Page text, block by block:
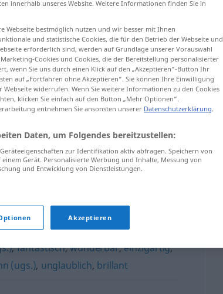
fabelhaft
atemberaubend
,überwältigend,sagenhaft
,fantastisch,wunderbar,einzigartig,
(ugs.), unglaublich, brillant
innerhalb unseres Website. Weitere Informationen finden Sie in
Webseite bestmöglich nutzen und wir besser mit Ihnen
und statistische Cookies, die für den Betrieb der Webseite und
erforderlich sind, werden auf Grundlage unserer Vorauswahl
Cookies und Cookies, die der Bereitstellung personalisierter
wenn Sie uns durch einen Klick auf den „Akzeptieren“-Button Ihr
auf „Fortfahren ohne Akzeptieren“. Sie können Ihre Einwilligung
widerrufen. Wenn Sie weitere Informationen zu den Cookies
klicken Sie einfach auf den Button „Mehr Optionen“.
entnehmen Sie ansonsten unserer Datenschutzerklärung.
Daten, um Folgendes bereitzustellen:
zur Identifikation aktiv abfragen. Speichern von
Gerät. Personalisierte Werbung und Inhalte, Messung von
und Entwicklung von Dienstleistungen.
Akzeptieren